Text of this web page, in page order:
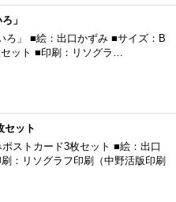
」
ろ」 ■絵：出口かずみ ■サイズ：B
ット ■印刷：リソグラ…
セット
ストカード3枚セット ■絵：出口
：リソグラフ印刷（中野活版印刷